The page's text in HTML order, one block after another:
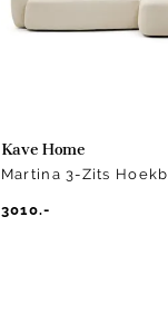
Kave Home
Martina 3-Zits
3010.-